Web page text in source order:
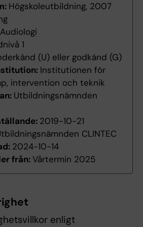
Högskoleutbildning, 2007
Audiologi
1
(U) eller godkänd (G)
Institutionen för
intervention och teknik
Utbildningsnämnden
2019-10-21
CLINTEC
2024-10-14
från:Vårtermin 2025
enligt